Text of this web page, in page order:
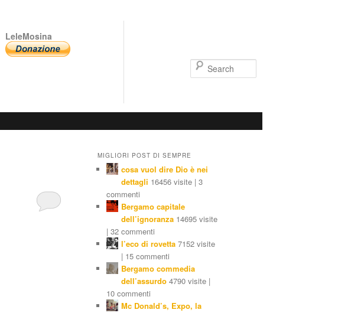
LeleMosina
MIGLIORI POST DI SEMPRE
cosa vuol dire Dio è nei
dettagli 16456 visite | 3
commenti
Bergamo capitale
dell’ignoranza 14695 visite
| 32 commenti
l’eco di rovetta 7152 visite
| 15 commenti
Bergamo commedia
dell’assurdo 4790 visite |
10 commenti
Mc Donald’s, Expo, la